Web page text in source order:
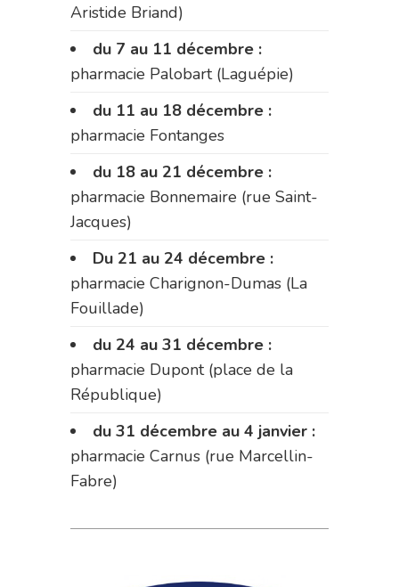
Aristide Briand)
du 7 au 11 décembre :
pharmacie Palobart (Laguépie)
du 11 au 18 décembre :
pharmacie Fontanges
du 18 au 21 décembre :
pharmacie Bonnemaire (rue Saint-
Jacques)
Du 21 au 24 décembre :
pharmacie Charignon-Dumas (La
Fouillade)
du 24 au 31 décembre :
pharmacie Dupont (place de la
République)
du 31 décembre au 4 janvier :
pharmacie Carnus (rue Marcellin-
Fabre)